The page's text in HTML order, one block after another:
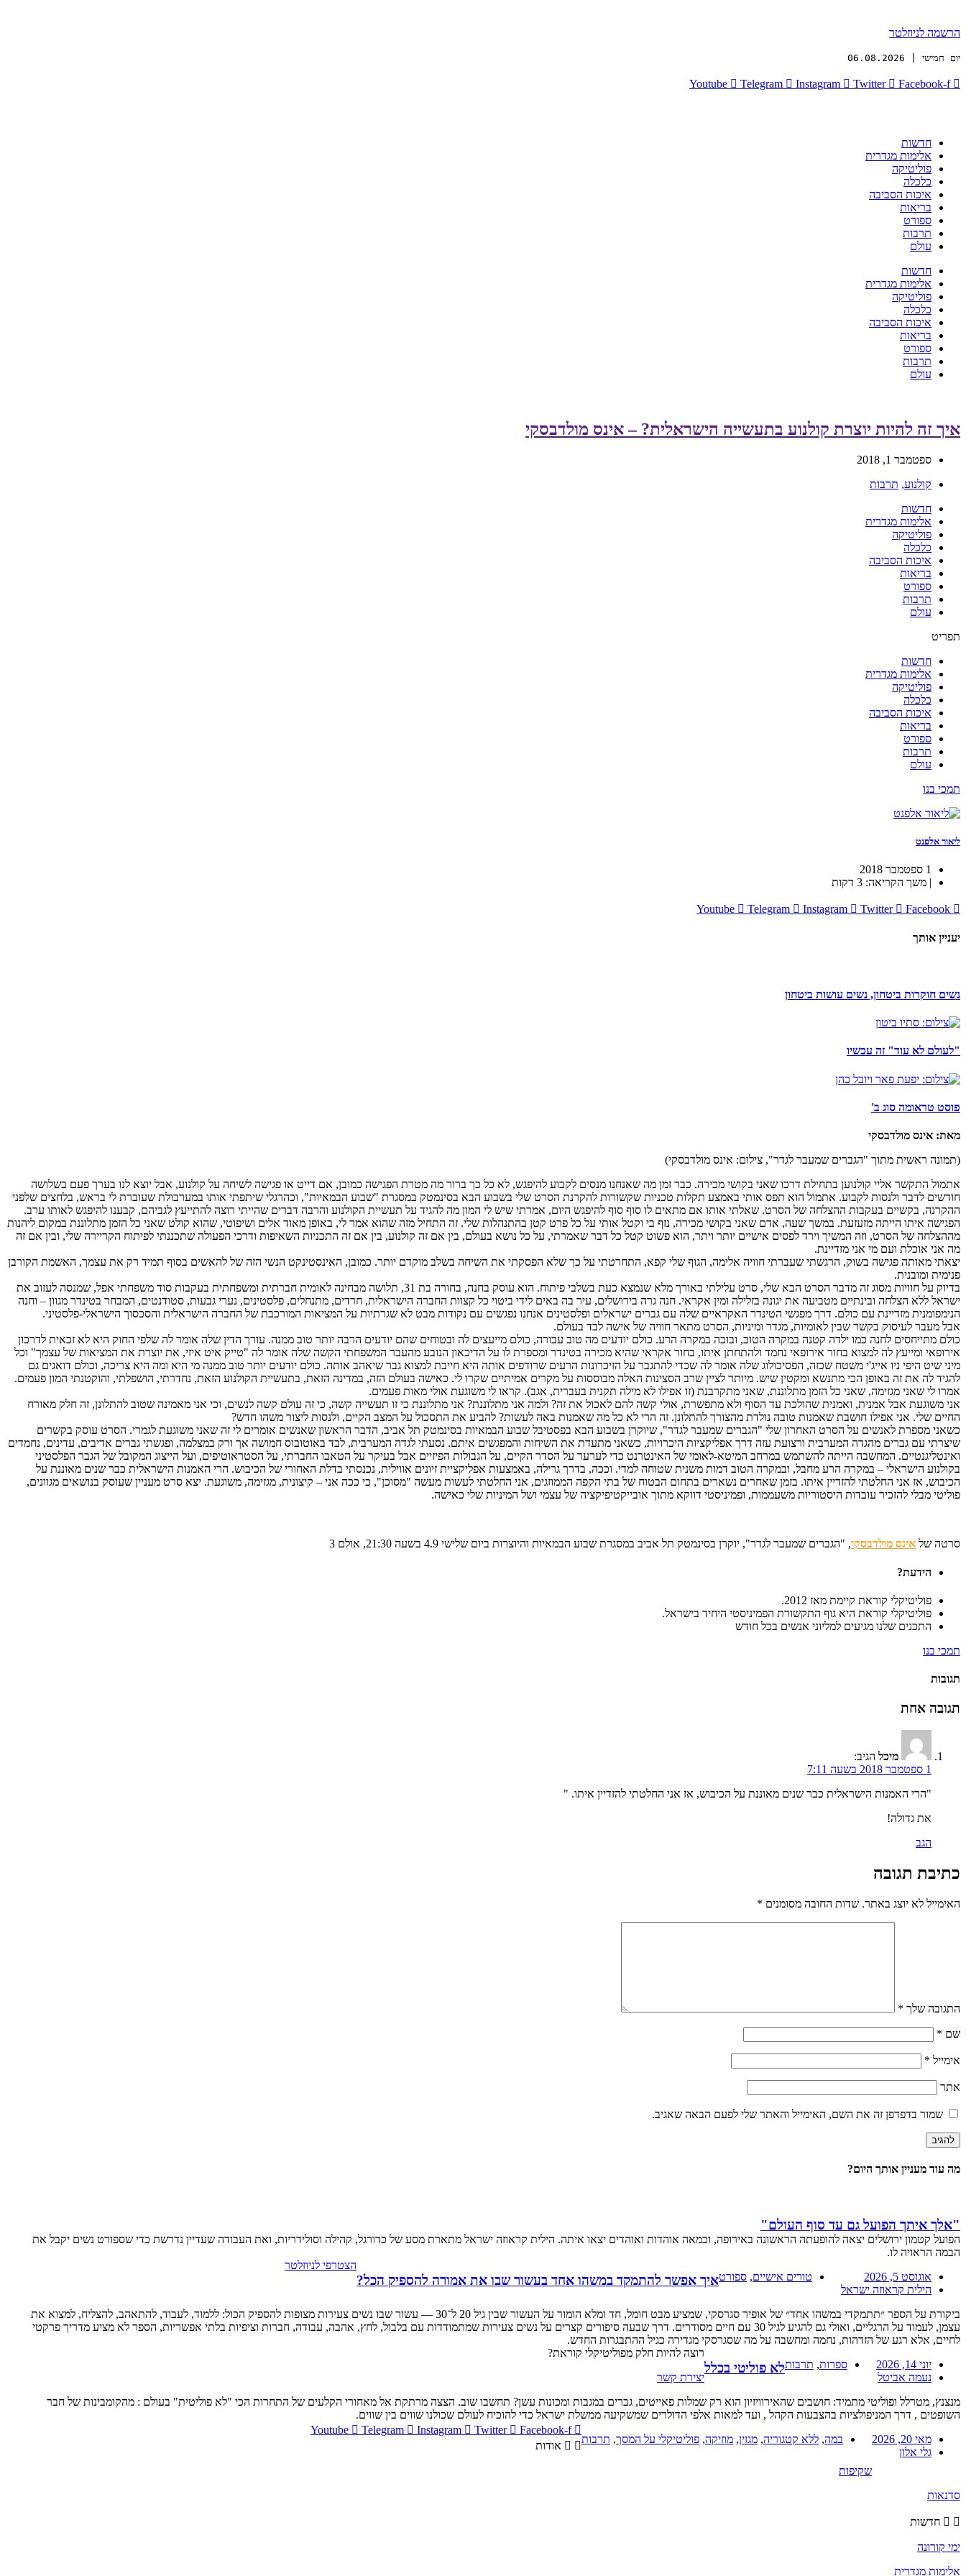
הרשמה לניוזלטר
יום חמישי | 06.08.2026
Youtube Telegram Instagram Twitter Facebook-f
חדשות
אלימות מגדרית
פוליטיקה
כלכלה
איכות הסביבה
בריאות
ספורט
תרבות
עולם
חדשות
אלימות מגדרית
פוליטיקה
כלכלה
איכות הסביבה
בריאות
ספורט
תרבות
עולם
איך זה להיות יוצרת קולנוע בתעשייה הישראלית? – אינס מולדבסקי
ספטמבר 1, 2018
קולנוע, תרבות
חדשות
אלימות מגדרית
פוליטיקה
כלכלה
איכות הסביבה
בריאות
ספורט
תרבות
עולם
תפריט
חדשות
אלימות מגדרית
פוליטיקה
כלכלה
איכות הסביבה
בריאות
ספורט
תרבות
עולם
תמכי בנו
ליאור אלפנט
1 ספטמבר 2018
| משך הקריאה: 3 דקות
Youtube Telegram Instagram Twitter Facebook
יעניין אותך
נשים חוקרות ביטחון, נשים עושות ביטחון
"לעולם לא עוד" זה עכשיו
פוסט טראומה סוג ב'
מאת: אינס מולדבסקי
(תמונה ראשית מתוך "הגברים שמעבר לגדר", צילום: אינס מולדבסקי)
אתמול התקשר אליי קולנוען בתחילת דרכו שאני בקושי מכירה. כבר זמן מה שאנחנו מנסים לקבוע להיפגש, לא כל כך ברור מה מטרת הפגישה כמובן, אם דייט או פגישה לשיחה על קולנוע, אבל יוצא לנו בערך פעם בשלושה
חודשים לדבר ולנסות לקבוע. אתמול הוא תפס אותי באמצע תקלות טכניות שקשורות להקרנת הסרט שלי בשבוע הבא בסינמטק במסגרת "שבוע הבמאיות", וכהרגלי שיתפתי אותו במערבולת שעוברת לי בראש, בלחצים שלפני
ההקרנה, בקשיים בעקבות ההצלחה של הסרט. שאלתי אותו אם מתאים לו סוף סוף להיפגש היום, אמרתי שיש לי המון מה להגיד על תעשיית הקולנוע והרבה דברים שהייתי רוצה להתייעץ לגביהם, קבענו להיפגש לאותו ערב.
הפגישה איתו הייתה מזעזעת. במשך שעה, אדם שאני בקושי מכירה, נזף בי וקטל אותי על כל פרט קטן בהתנהלות שלי. זה התחיל מזה שהוא אמר לי, באופן מאוד אלים ושיפוטי, שהוא קולט שאני כל הזמן מתלוננת במקום ליהנות
מההצלחה של הסרט, וזה המשיך וירד לפסים אישיים יותר ויתר, הוא פשוט קטל כל דבר שאמרתי, על כל נושא בעולם, בין אם זה קולנוע, בין אם זה התכניות השאיפות ודרכי הפעולה שתכננתי לפיתוח הקריירה שלי, ובין אם זה
מה אני אוכלת ועם מי אני מזדיינת.
יצאתי מאותה פגישה בשוק, הרגשתי שעברתי חוויה אלימה, הגוף שלי קפא, התחרטתי על כך שלא הפסקתי את השיחה בשלב מוקדם יותר. כמובן, האינסטינקט הנשי הזה של להאשים בסוף תמיד רק את עצמך, האשמת הקורבן
פנימית ומובנית.
בדיוק על חוויות מסוג זה מדבר הסרט הבא שלי, סרט עלילתי באורך מלא שנמצא כעת בשלבי פיתוח. הוא עוסק בחנה, בחורה בת 31, תלושה מבחינה לאומית חברתית ומשפחתית בעקבות סוד משפחתי אפל, שמנסה לעזוב את
ישראל ללא הצלחה ובינתיים מטביעה את יגונה בזלילה ומין אקראי. חנה גרה בירושלים, עיר בה באים לידי ביטוי כל קצוות החברה הישראלית, חרדים, מתנחלים, פלסטינים, נערי גבעות, סטודנטים, המבחר בטינדר מגוון – וחנה
הנימפומנית מזדיינת עם כולם. דרך מפגשי הטינדר האקראיים שלה עם גברים ישראלים ופלסטינים אנחנו נפגשים עם נקודות מבט לא שגרתיות על המציאות המורכבת של החברה הישראלית והסכסוך הישראלי-פלסטיני.
אבל מעבר לעיסוק בקשר שבין לאומיות, מגדר ומיניות, הסרט מתאר חוויה של אישה לבד בעולם.
כולם מתייחסים לחנה כמו ילדה קטנה במקרה הטוב, ובובה במקרה הרע. כולם יודעים מה טוב עבורה, כולם מייעצים לה ובטוחים שהם יודעים הרבה יותר טוב ממנה. עורך הדין שלה אומר לה שלפי החוק היא לא זכאית לדרכון
אירופאי ומייעץ לה למצוא בחור אירופאי נחמד ולהתחתן איתו, בחור אקראי שהיא מכירה בטינדר ומספרת לו על הדיכאון הנובע מהעבר המשפחתי הקשה שלה אומר לה "טייק איט איזי, את יוצרת את המציאות של עצמך" וכל
מיני שיט היפי ניו אייג'י משטח שכזה, הפסיכולוג שלה אומר לה שכדי להתגבר על הזיכרונות הרעים שרודפים אותה היא חייבת למצוא גבר שיאהב אותה. כולם יודעים יותר טוב ממנה מי היא ומה היא צריכה, וכולם דואגים גם
להגיד לה את זה באופן הכי מתנשא ומקטין שיש. מיותר לציין שרב הסצינות האלה מבוססות על מקרים אמיתיים שקרו לי. כאישה בעולם הזה, במדינה הזאת, בתעשיית הקולנוע הזאת, נחדרתי, הושפלתי, והוקטנתי המון פעמים.
אמרו לי שאני מגזימה, שאני כל הזמן מתלוננת, שאני מתקרבנת (זו אפילו לא מילה תקנית בעברית, אגב). קראו לי משוגעת אולי מאות פעמים.
אני משוגעת אבל אמנית, ואמנית שהולכת עד הסוף ולא מתפשרת, אולי קשה להם לאכול את זה? ולמה אני מתלוננת? אני מתלוננת כי זו תעשייה קשה, כי זה עולם קשה לנשים, וכי אני מאמינה שטוב להתלונן, זה חלק מאורח
החיים שלי. אני אפילו חושבת שאמנות טובה נולדת מהצורך להתלונן. זה הרי לא כל מה שאמנות באה לעשות? להביע את התסכול על המצב הקיים, ולנסות ליצור משהו חדש?
כשאני מספרת לאנשים על הסרט האחרון שלי "הגברים שמעבר לגדר", שיוקרן בשבוע הבא בפסטיבל שבוע הבמאיות בסינמטק תל אביב, הדבר הראשון שאנשים אומרים לי זה שאני משוגעת לגמרי. הסרט עוסק בקשרים
שיצרתי עם גברים מהגדה המערבית ורצועת עזה דרך אפליקציות היכרויות, כשאני מתעדת את השיחות והמפגשים איתם. נסעתי לגדה המערבית, לבד באוטובוס חמושה אך ורק במצלמה, ופגשתי גברים אדיבים, עדינים, נחמדים
ואינטליגנטיים. המחשבה הייתה להשתמש במרחב המיטא-לאומי של האינטרנט כדי לערער על הסדר הקיים, על הגבולות הפיזיים אבל בעיקר על הטאבו החברתי, על הסטראוטיפים, ועל הייצוג המקובל של הגבר הפלסטיני
בקולנוע הישראלי – במקרה הרע מחבל, ובמקרה הטוב דמות משנית שטוחה למדי. וככה, בדרך גרילה, באמצעות אפליקציית זיונים אווילית, נכנסתי בדלת האחורי של הכיבוש. הרי האמנות הישראלית כבר שנים מאוננת על
הכיבוש, אז אני החלטתי להזדיין איתו. בזמן שאחרים נשארים בתחום הבטוח של בתי הקפה הממוזגים, אני החלטתי לעשות מעשה "מסוכן", כי ככה אני – קיצונית, מגזימה, משוגעת. יצא סרט מעניין שעוסק בנושאים מגוונים,
פוליטי מבלי להזכיר עובדות היסטוריות משעממות, ופמיניסטי דווקא מתוך אובייקטיפיקציה של עצמי ושל המיניות שלי כאישה.
סרטה של אינס מולדבסקי, "הגברים שמעבר לגדר", יוקרן בסינמטק תל אביב במסגרת שבוע הבמאיות והיוצרות ביום שלישי 4.9 בשעה 21:30, אולם 3
הידעת?
פוליטיקלי קוראת קיימת מאז 2012.
פוליטיקלי קוראת היא גוף התקשורת הפמיניסטי היחיד בישראל.
התכנים שלנו מגיעים למליוני אנשים בכל חודש
תמכי בנו
תגובות
תגובה אחת
מיכל הגיב:
1 ספטמבר 2018 בשעה 7:11
"הרי האמנות הישראלית כבר שנים מאוננת על הכיבוש, אז אני החלטתי להזדיין איתו. "
את גדולה!
הגב
כתיבת תגובה
האימייל לא יוצג באתר. שדות החובה מסומנים *
התגובה שלך *
שם *
אימייל *
אתר
שמור בדפדפן זה את השם, האימייל והאתר שלי לפעם הבאה שאגיב.
מה עוד מעניין אותך היום?
"אלך איתך הפועל גם עד סוף העולם"
הפועל קטמון ירושלים יצאה להופעתה הראשונה באירופה, וכמאה אוהדות ואוהדים יצאו איתה. הילית קראוזה ישראל מתארת מסע של כדורגל, קהילה וסולידריות, ואת העבודה שעדיין נדרשת כדי שספורט נשים יקבל את
הבמה הראויה לו.
אוגוסט 5, 2026
הילית קראוזה ישראל
טורים אישיים, ספורטאיך אפשר להתמקד במשהו אחד בעשור שבו את אמורה להספיק הכל?
ביקורת על הספר ״תתמקדי במשהו אחד״ של אופיר סגרסקי, שמציע מבט חומל, חד ומלא הומור על העשור שבין גיל 20 ל־30 — עשור שבו נשים צעירות מצופות להספיק הכול: ללמוד, לעבוד, להתאהב, להצליח, למצוא את
עצמן, לעמוד על הרגליים, ואולי גם להגיע לגיל 30 עם חיים מסודרים. דרך שבעה סיפורים קצרים על נשים צעירות שמתמודדות עם בלבול, לחץ, אהבה, עבודה, חברות וציפיות בלתי אפשריות, הספר לא מציע מדריך פרקטי
לחיים, אלא רגע של הזדהות, נחמה ומחשבה על מה שסגרסקי מגדירה כגיל ההתבגרות החדש.
יוני 14, 2026
נעמה אביטל
ספרות, תרבותלא פוליטי בכלל
מנצנץ, מטרלל ופוליטי מתמיד: חושבים שהאירוויזיון הוא רק שמלות פאייטים, גברים במגבות ומכונות עשן? תחשבו שוב. הצצה מרתקת אל מאחורי הקלעים של התחרות הכי "לא פוליטית" בעולם : מהקומבינות של חבר
השופטים , דרך המניפולציות בהצבעות הקהל , ועד למאות אלפי הדולרים שמשקיעה ממשלת ישראל כדי להוכיח לעולם שכולנו שווים בין שווים.
מאי 20, 2026
גלי אלון
במה, ללא קטגוריה, מגזין, מוזיקה, פוליטיקלי על המסך, תרבות
הצטרפי לניוזלטר
רוצה להיות חלק מפוליטיקלי קוראת?
יצירת קשר
Youtube Telegram Instagram Twitter
Facebook-f
אודות
שקיפות
סדנאות
חדשות
ימי קורונה
אלימות מגדרית